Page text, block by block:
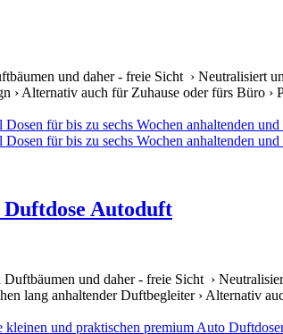
und daher - freie Sicht › Neutralisiert
Alternativ auch für Zuhause oder fürs Büro ›
Autoduft
und daher - freie Sicht ›
lang anhaltender Duftbegleiter › Alternativ